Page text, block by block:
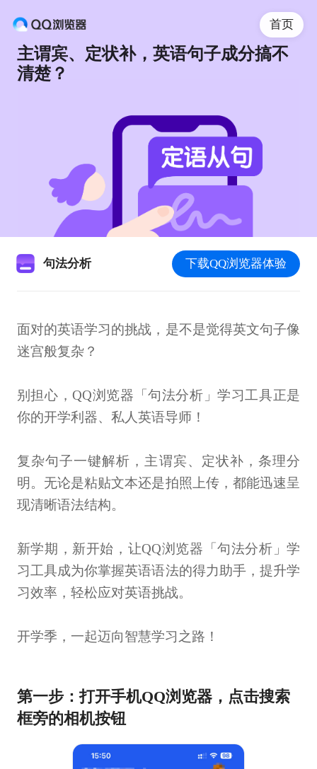
主谓宾、定状补，英语句子成分搞不
清楚？
首页
句法分析 下载QQ浏览器体验
面对的英语学习的挑战，是不是觉得英文句子像
迷宫般复杂？
别担心，QQ浏览器「句法分析」学习工具正是
你的开学利器、私人英语导师！
复杂句子一键解析，主谓宾、定状补，条理分
明。无论是粘贴文本还是拍照上传，都能迅速呈
现清晰语法结构。
新学期，新开始，让QQ浏览器「句法分析」学
习工具成为你掌握英语语法的得力助手，提升学
习效率，轻松应对英语挑战。
开学季，一起迈向智慧学习之路！
第一步：打开手机QQ浏览器，点击搜索
框旁的相机按钮